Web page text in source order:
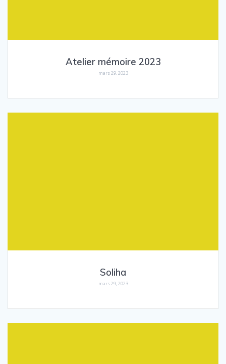
Atelier mémoire 2023
mars 29, 2023
Soliha
mars 29, 2023